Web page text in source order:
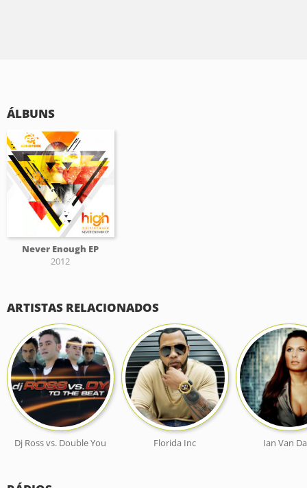
ÁLBUNS
Never Enough EP
2012
ARTISTAS RELACIONADOS
Dj Ross vs. Double You Florida Inc Ian Van